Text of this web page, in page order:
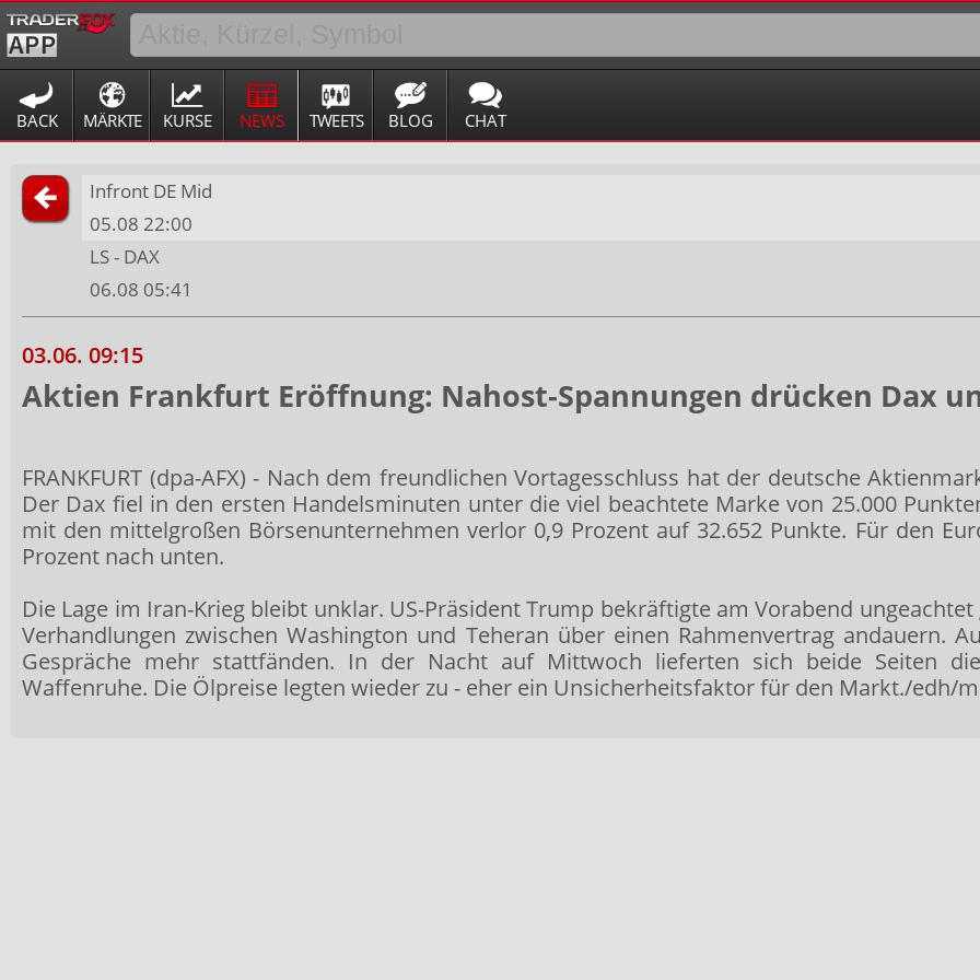
BACK MÄRKTE KURSE NEWS TWEETS BLOG CHAT
Infront DE Mid
05.08 22:00
LS - DAX
06.08 05:41
03.06. 09:15
Aktien Frankfurt Eröffnung: Nahost-Spannungen drücken Dax
FRANKFURT (dpa-AFX) - Nach dem freundlichen Vortagesschluss hat der deutsche
Der Dax fiel in den ersten Handelsminuten unter die viel beachtete Marke von 25.000
mit den mittelgroßen Börsenunternehmen verlor 0,9 Prozent auf 32.652 Punkte. Für den
Prozent nach unten.
Die Lage im Iran-Krieg bleibt unklar. US-Präsident Trump bekräftigte am Vorabend
Verhandlungen zwischen Washington und Teheran über einen Rahmenvertrag andauern.
Gespräche mehr stattfänden. In der Nacht auf Mittwoch lieferten sich beide Seiten
Waffenruhe. Die Ölpreise legten wieder zu - eher ein Unsicherheitsfaktor für den Markt./edh/